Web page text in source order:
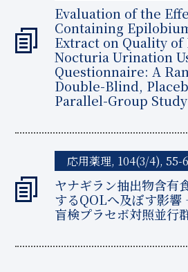
Evaluation of the
Containing
Extract on Quality
Nocturia Urination
Questionnaire: A
Double-Blind,
Parallel-Group Study
応用薬理, 104(3/4), 55-
ヤナギラン抽出物含有
するQOLへ及ぼす影
盲検プラセボ対照並行